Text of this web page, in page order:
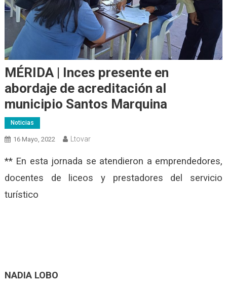
MÉRIDA | Inces presente en
abordaje de acreditación al
municipio Santos Marquina
Noticias
16 Mayo, 2022 Ltovar
** En esta jornada se atendieron a emprendedores,
docentes de liceos y prestadores del servicio
turístico
NADIA LOBO